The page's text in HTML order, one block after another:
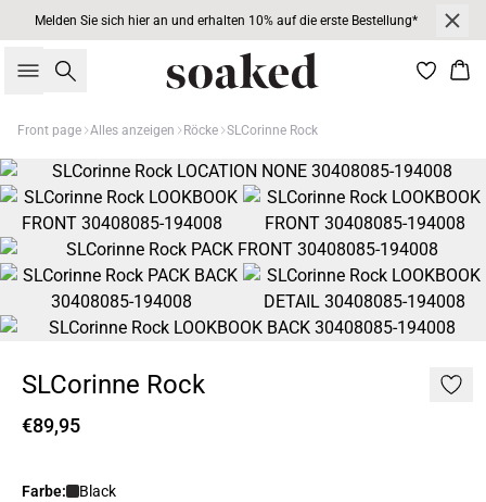
Melden Sie sich hier an und erhalten 10% auf die erste Bestellung*
Suche
Front page Alles anzeigen Röcke SLCorinne Rock
SLCorinne Rock
€89,95
Farbe: Black